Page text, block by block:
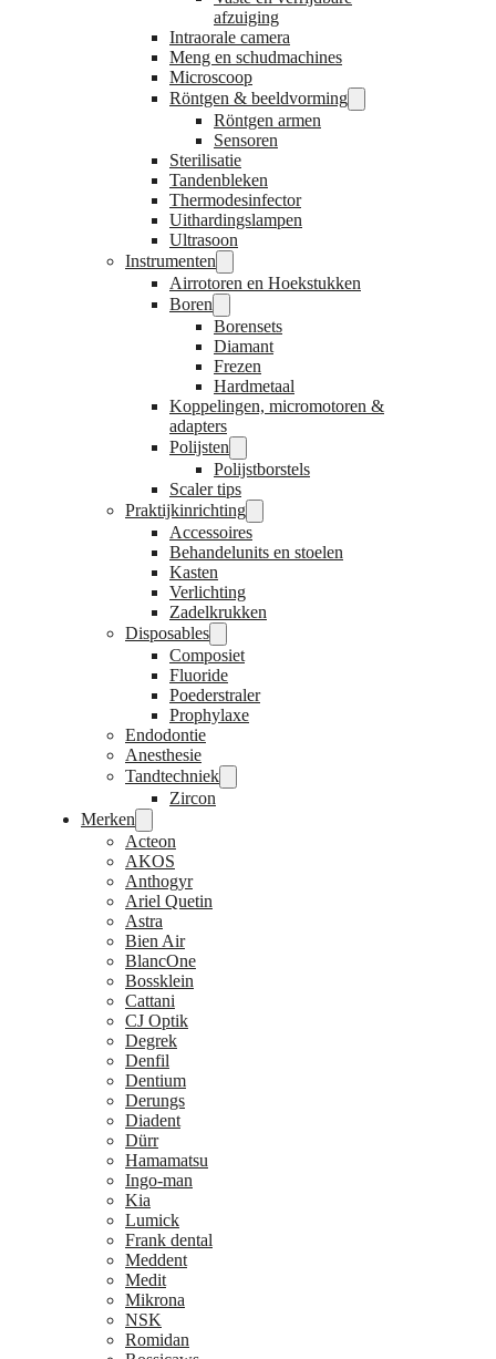
afzuiging
Intraorale camera
Meng en schudmachines
Microscoop
Röntgen & beeldvorming
Röntgen armen
Sensoren
Sterilisatie
Tandenbleken
Thermodesinfector
Uithardingslampen
Ultrasoon
Instrumenten
Airrotoren en Hoekstukken
Boren
Borensets
Diamant
Frezen
Hardmetaal
Koppelingen, micromotoren &
adapters
Polijsten
Polijstborstels
Scaler tips
Praktijkinrichting
Accessoires
Behandelunits en stoelen
Kasten
Verlichting
Zadelkrukken
Disposables
Composiet
Fluoride
Poederstraler
Prophylaxe
Endodontie
Anesthesie
Tandtechniek
Zircon
Merken
Acteon
AKOS
Anthogyr
Ariel Quetin
Astra
Bien Air
BlancOne
Bossklein
Cattani
CJ Optik
Degrek
Denfil
Dentium
Derungs
Diadent
Dürr
Hamamatsu
Ingo-man
Kia
Lumick
Frank dental
Meddent
Medit
Mikrona
NSK
Romidan